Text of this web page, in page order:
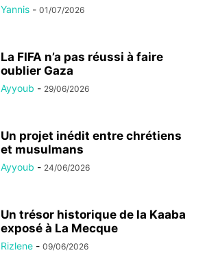
Yannis - 01/07/2026
La FIFA n’a pas réussi à faire
oublier Gaza
Ayyoub - 29/06/2026
Un projet inédit entre chrétiens
et musulmans
Ayyoub - 24/06/2026
Un trésor historique de la Kaaba
exposé à La Mecque
Rizlene - 09/06/2026